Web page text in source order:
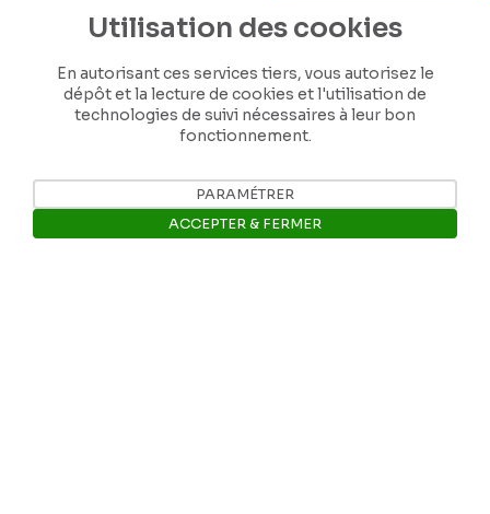
Nos coordonnées
Utilisation des cookies
En autorisant ces services tiers, vous autorisez le
dépôt et la lecture de cookies et l'utilisation de
technologies de suivi nécessaires à leur bon
fonctionnement.
PARAMÉTRER
ACCEPTER & FERMER